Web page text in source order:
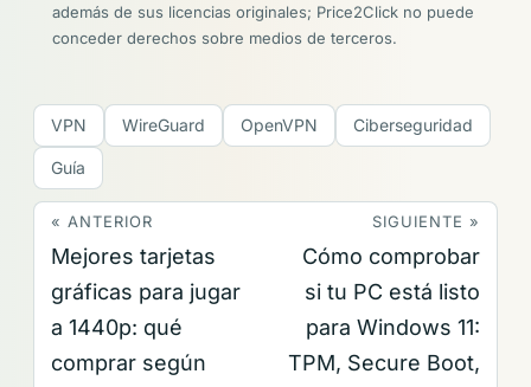
además de sus licencias originales; Price2Click no puede
conceder derechos sobre medios de terceros.
VPN WireGuard OpenVPN Ciberseguridad
Guía
« ANTERIOR
Mejores tarjetas
gráficas para jugar
a 1440p: qué
comprar según
SIGUIENTE »
Cómo comprobar
si tu PC está listo
para Windows 11:
TPM, Secure Boot,